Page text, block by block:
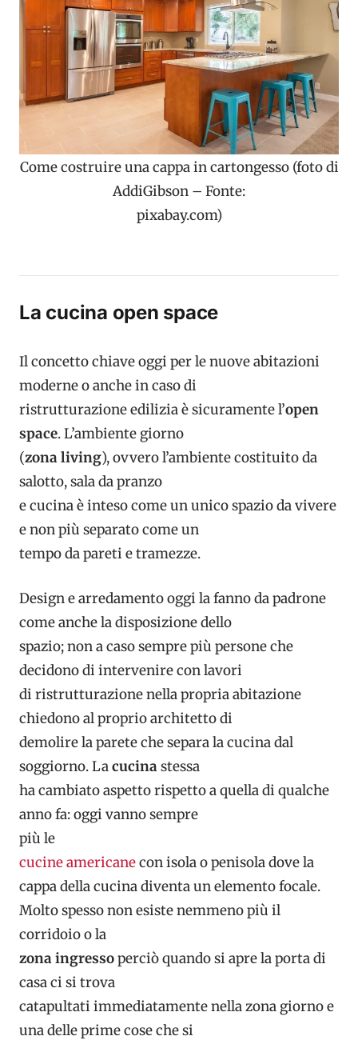
Come costruire una cappa in cartongesso (foto di
AddiGibson – Fonte:
pixabay.com)
La cucina open space
Il concetto chiave oggi per le nuove abitazioni
moderne o anche in caso di
ristrutturazione edilizia è sicuramente l’open
space. L’ambiente giorno
(zona living), ovvero l’ambiente costituito da
salotto, sala da pranzo
e cucina è inteso come un unico spazio da vivere
e non più separato come un
tempo da pareti e tramezze.
Design e arredamento oggi la fanno da padrone
come anche la disposizione dello
spazio; non a caso sempre più persone che
decidono di intervenire con lavori
di ristrutturazione nella propria abitazione
chiedono al proprio architetto di
demolire la parete che separa la cucina dal
soggiorno. Lacucinastessa
ha cambiato aspetto rispetto a quella di qualche
anno fa: oggi vanno sempre
più le
cucine americanecon isola o penisola dove la
cappa della cucina diventa un elemento focale.
Molto spesso non esiste nemmeno più il
corridoio o la
zona ingressoperciò quando si apre la porta di
casa ci si trova
catapultati immediatamente nella zona giorno e
una delle prime cose che si